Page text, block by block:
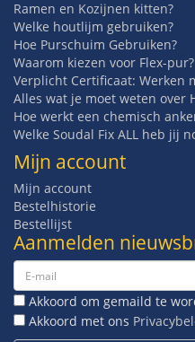
Ramen en Kozijnen kitten?
Welke houtlijm gebruiken?
Hoe Purschuim Gebruiken?
Waarom kiezen voor Flex-pur?
Verplicht Certificaat: Werken
Alles wat je moet weten over
Hoe werkt een chemisch
Welke Soudal Fix ALL heb jij
Mijn account
Mijn account
Bestelhistorie
Bestellijst
Aanmelden
Akkoord om gemaild te
Akkoord met ons